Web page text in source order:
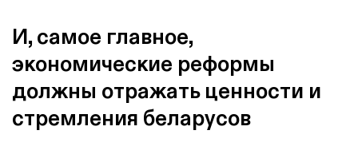
И, самое главное,
экономические реформы
должны отражать ценности и
стремления беларусов